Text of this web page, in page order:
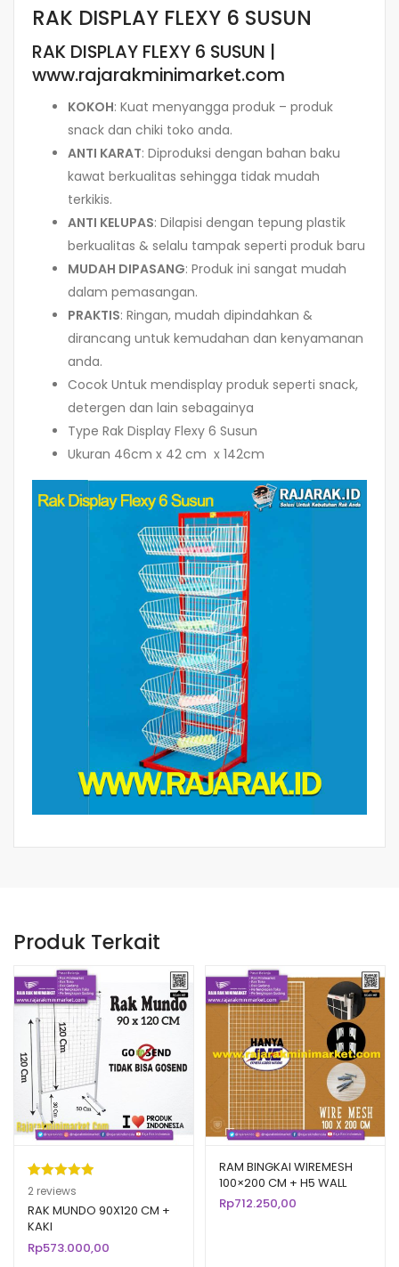
RAK DISPLAY FLEXY 6 SUSUN
RAK DISPLAY FLEXY 6 SUSUN |
www.rajarakminimarket.com
KOKOH: Kuat menyangga produk – produk
snack dan chiki toko anda.
ANTI KARAT: Diproduksi dengan bahan baku
kawat berkualitas sehingga tidak mudah
terkikis.
ANTI KELUPAS: Dilapisi dengan tepung plastik
berkualitas & selalu tampak seperti produk baru
MUDAH DIPASANG: Produk ini sangat mudah
dalam pemasangan.
PRAKTIS: Ringan, mudah dipindahkan &
dirancang untuk kemudahan dan kenyamanan
anda.
Cocok Untuk mendisplay produk seperti snack,
detergen dan lain sebagainya
Type Rak Display Flexy 6 Susun
Ukuran 46cm x 42 cm x 142cm
Produk Terkait
Peringkat
5.00 dari 5
berdasarka
n
2
penilaian
2 reviews
RAK MUNDO 90X120 CM +
KAKI
Rp573.000,00
RAM BINGKAI WIREMESH
100×200 CM + H5 WALL
PUTIH | Rak Dinding
Gantung Mundo Toko
Rp712.250,00